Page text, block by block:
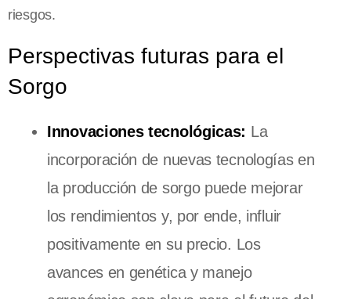
riesgos.
Perspectivas futuras para el
Sorgo
Innovaciones tecnológicas: La
incorporación de nuevas tecnologías en
la producción de sorgo puede mejorar
los rendimientos y, por ende, influir
positivamente en su precio. Los
avances en genética y manejo